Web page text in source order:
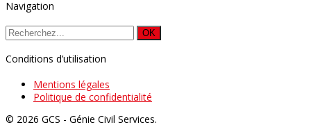
Navigation
Conditions d’utilisation
Mentions légales
Politique de confidentialité
© 2026 GCS - Génie Civil Services.